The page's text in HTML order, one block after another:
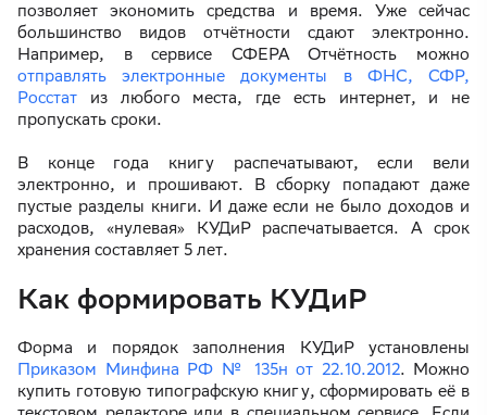
позволяет экономить средства и время. Уже сейчас
большинство видов отчётности сдают электронно.
Например, в сервисе СФЕРА Отчётность можно
отправлять электронные документы в ФНС, СФР,
Росстат из любого места, где есть интернет, и не
пропускать сроки.
В конце года книгу распечатывают, если вели
электронно, и прошивают. В сборку попадают даже
пустые разделы книги. И даже если не было доходов и
расходов, «нулевая» КУДиР распечатывается. А срок
хранения составляет 5 лет.
Как формировать КУДиР
Форма и порядок заполнения КУДиР установлены
Приказом Минфина РФ № 135н от 22.10.2012. Можно
купить готовую типографскую книгу, сформировать её в